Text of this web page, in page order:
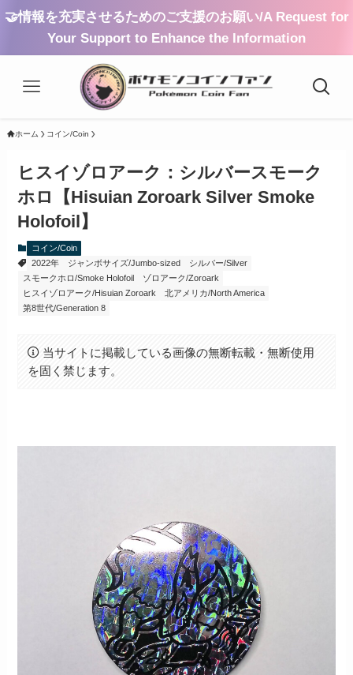
🤝情報を充実させるためのご支援のお願い/A Request for
Your Support to Enhance the Information
ホーム コイン/Coin
ヒスイゾロアーク：シルバースモーク
ホロ【Hisuian Zoroark Silver Smoke
Holofoil】
コイン/Coin
2022年
ジャンボサイズ/Jumbo-sized
シルバー/Silver
スモークホロ/Smoke Holofoil
ゾロアーク/Zoroark
ヒスイゾロアーク/Hisuian Zoroark
北アメリカ/North America
第8世代/Generation 8
当サイトに掲載している画像の無断転載・無断使用
を固く禁じます。